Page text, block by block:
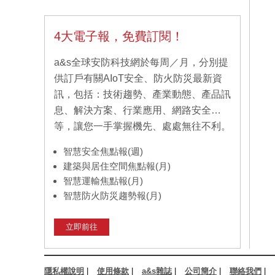
4大電子報，免費訂閱！
a&s全球安防科技網於每周／月，分別提
供訂戶有關AIoT安全、防火防災最新資
訊，包括：技術趨勢、產業動態、產品訊
息、解決方案、行業應用、網路安全…
等，讓您一手掌握機先、處處無往不利。
智慧安全焦點報(週)
建築與居住空間焦點報(月)
智慧運輸焦點報(月)
智慧防火防災趨勢報(月)
立即前往
隱私權說明 使用條款 a&s雜誌| 公司簡介 聯絡我們